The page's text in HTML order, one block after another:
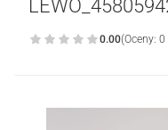
0.00(Oceny: 0